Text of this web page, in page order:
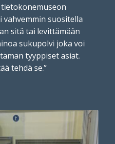
suositella
sitä tai levittämään
sukupolvi joka voi
tyyppiset asiat.
tehdä se.”